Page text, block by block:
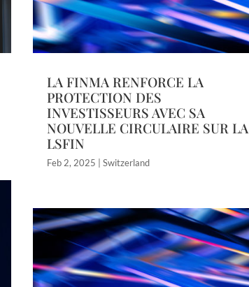
LA FINMA RENFORCE LA
PROTECTION DES
INVESTISSEURS AVEC SA
NOUVELLE CIRCULAIRE SUR LA
LSFIN
Feb 2, 2025 Switzerland